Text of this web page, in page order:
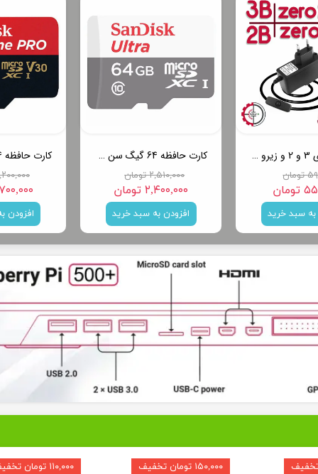
۵,۲۰۰,۰۰۰
۴,۷۰۰,۰۰۰
افزودن
کارت حافظه 64 گیگ سن دیسک سرعت 100 - SanDisk micro SD 64GB Ultra
۲,۵۱۰,۰۰۰ تومان
۲,۴۰۰,۰۰۰ تومان
افزودن به سبد خرید
آداپتور رزبری 3 و 2 و زیرو - 5 ولت 2.5 آمپر micro USB
به سبد خرید
۱۱۰,۰۰۰ تومان تخفیف ۱۵۰,۰۰۰ تومان تخفیف